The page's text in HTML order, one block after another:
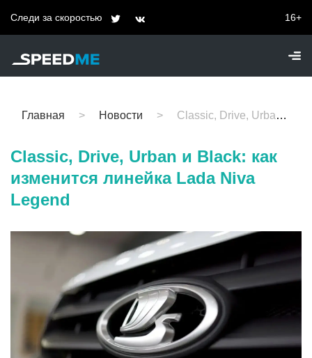
Следи за скоростью 16+
Главная Новости Classic, Drive, Urban и Black: как изменится линейка Lada Niva Legend
Classic, Drive, Urban и Black: как
изменится линейка Lada Niva
Legend